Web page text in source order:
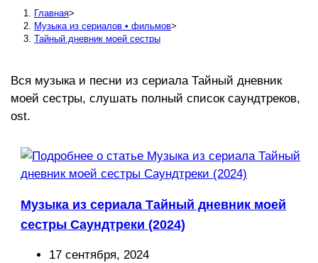
Главная>
Музыка из сериалов • фильмов>
Тайный дневник моей сестры
Вся музыка и песни из сериала Тайный дневник
моей сестры, слушать полный список саундтреков,
ost.
Музыка из сериала Тайный дневник моей
сестры Саундтреки (2024)
Запись
17 сентября, 2024